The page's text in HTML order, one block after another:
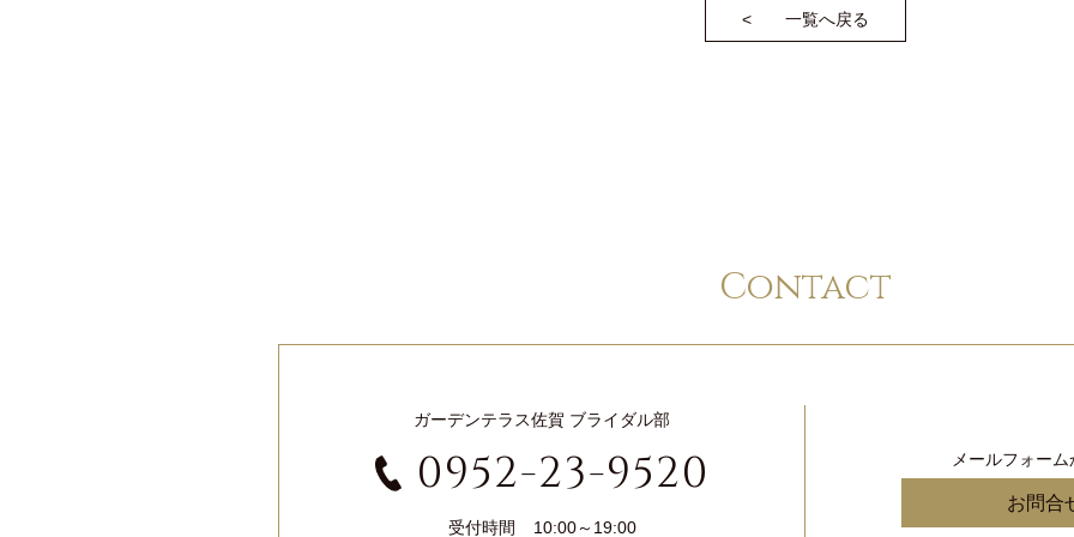
一覧へ戻る
Contact
ガーデンテラス佐賀 ブライダル部
0952-23-9520
受付時間 10:00～19:00
メールフォー
お問合